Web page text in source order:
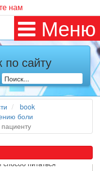
нам
Меню
по сайту
book
боли
все меры
почти все время дома),
простудились. Вы
диету
диеты
из нее. Многие
питаться